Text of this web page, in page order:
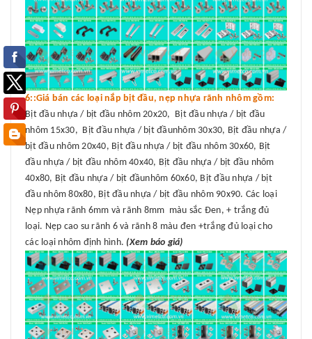
6::Giá bán các loại nắp bịt đầu, nẹp nhựa rãnh nhôm gồm:
Bịt đầu nhựa / bịt đầu nhôm 20x20, Bịt đầu nhựa / bịt đầu
nhôm 15x30, Bịt đầu nhựa / bịt đầunhôm 30x30, Bịt đầu nhựa /
bịt đầu nhôm 20x40, Bịt đầu nhựa / bịt đầu nhôm 30x60, Bịt
đầu nhựa / bịt đầu nhôm 40x40, Bịt đầu nhựa / bịt đầu nhôm
40x80, Bịt đầu nhựa / bịt đầunhôm 60x60, Bịt đầu nhựa / bịt
đầu nhôm 80x80, Bịt đầu nhựa / bịt đầu nhôm 90x90. Các loại
Nẹp nhựa rãnh 6mm và rãnh 8mm màu sắc Đen, + trắng đủ
loại. Nẹp cao su rãnh 6 và rãnh 8 màu đen +trắng đủ loại cho
các loại nhôm định hình. (Xem báo giá)